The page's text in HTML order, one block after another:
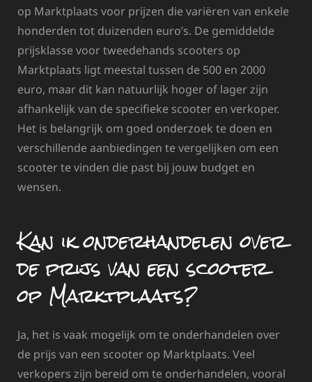
op Marktplaats voor prijzen die variëren van enkele
honderden tot duizenden euro’s. De gemiddelde
prijsklasse voor tweedehands scooters op
Marktplaats ligt meestal tussen de 500 en 2000
euro, maar dit kan natuurlijk hoger of lager zijn
afhankelijk van de specifieke scooter en verkoper.
Het is belangrijk om goed onderzoek te doen en
verschillende aanbiedingen te vergelijken om een
scooter te vinden die past bij jouw budget en
wensen.
Kan ik onderhandelen over
de prijs van een scooter
op Marktplaats?
Ja, het is vaak mogelijk om te onderhandelen over
de prijs van een scooter op Marktplaats. Veel
verkopers zijn bereid om te onderhandelen, vooral